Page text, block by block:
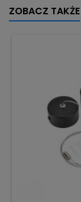
ZOBACZ TAKŻE